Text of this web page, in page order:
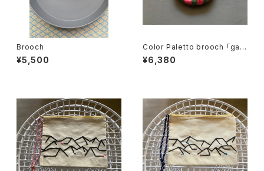
Brooch
¥5,500
Color Paletto brooch 「gar
den」02
¥6,380